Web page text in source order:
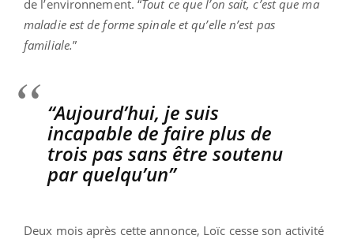
de l’environnement. “Tout ce que l’on sait, c’est que ma
maladie est de forme spinale et qu’elle n’est pas
familiale.”
“Aujourd’hui, je suis
incapable de faire plus de
trois pas sans être soutenu
par quelqu’un”
Deux mois après cette annonce, Loïc cesse son activité